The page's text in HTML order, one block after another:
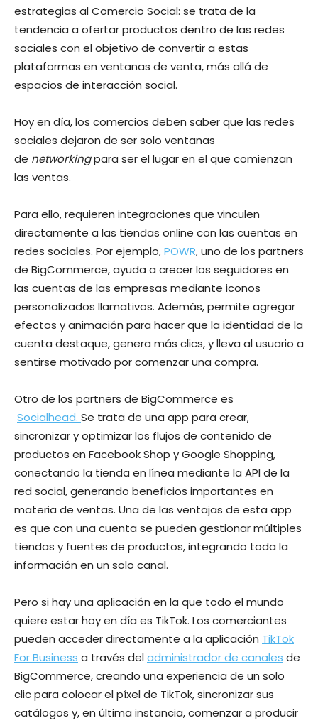
estrategias al Comercio Social: se trata de la
tendencia a ofertar productos dentro de las redes
sociales con el objetivo de convertir a estas
plataformas en ventanas de venta, más allá de
espacios de interacción social.
Hoy en día, los comercios deben saber que las redes
sociales dejaron de ser solo ventanas
de networkingpara ser el lugar en el que comienzan
las ventas.
Para ello, requieren integraciones que vinculen
directamente a las tiendas online con las cuentas en
redes sociales. Por ejemplo,POWR, uno de los partners
de BigCommerce, ayuda a crecer los seguidores en
las cuentas de las empresas mediante iconos
personalizados llamativos. Además, permite agregar
efectos y animación para hacer que la identidad de la
cuenta destaque, genera más clics, y lleva al usuario a
sentirse motivado por comenzar una compra.
Otro de los partners de BigCommerce es ​
Socialhead. Se trata de una app para crear,
sincronizar y optimizar los flujos de contenido de
productos en Facebook Shop y Google Shopping,
conectando la tienda en línea mediante la API de la
red social, generando beneficios importantes en
materia de ventas. Una de las ventajas de esta app
es que con una cuenta se pueden gestionar múltiples
tiendas y fuentes de productos, integrando toda la
información en un solo canal.
Pero si hay una aplicación en la que todo el mundo
quiere estar hoy en día es TikTok. Los comerciantes
pueden acceder directamente a la aplicación TikTok
For Business a través deladministrador de canales de
BigCommerce, creando una experiencia de un solo
clic para colocar el píxel de TikTok, sincronizar sus
catálogos y, en última instancia, comenzar a producir